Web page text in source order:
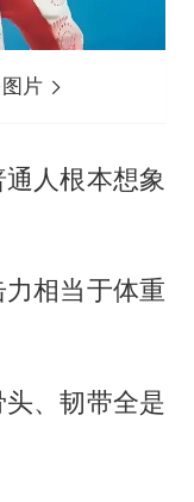
片
人根本想象
相当于体重
、韧带全是